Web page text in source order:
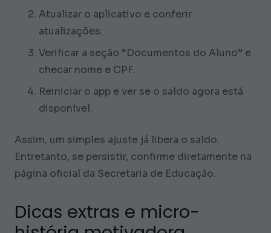
Atualizar o aplicativo e conferir
atualizações.
Verificar a seção “Documentos do Aluno” e
checar nome e CPF.
Reiniciar o app e ver se o saldo agora está
disponível.
Assim, um simples ajuste já libera o saldo.
Entretanto, se persistir, confirme diretamente na
página oficial da Secretaria de Educação.
Dicas extras e micro-